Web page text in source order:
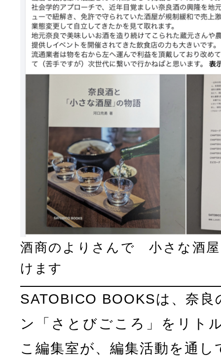
酒商のよりさんで 小さな酒
けます
SATOBICO BOOKSは、奈
ン「さとびごころ」をリト
こ編集室が、編集活動を通